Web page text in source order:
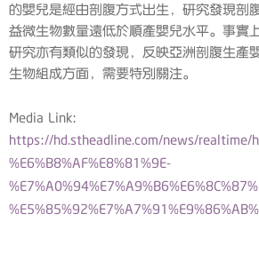
的嬰兒是經由剖腹方式出生，研究發現剖
益微生物數量遠低於順產嬰兒水平。事實
研究亦有類似的發現，反映亞洲剖腹生產
生物組成方面，需要特別關注。
Media Link:
https://hd.stheadline.com/news/realtime/
%E6%B8%AF%E8%81%9E-